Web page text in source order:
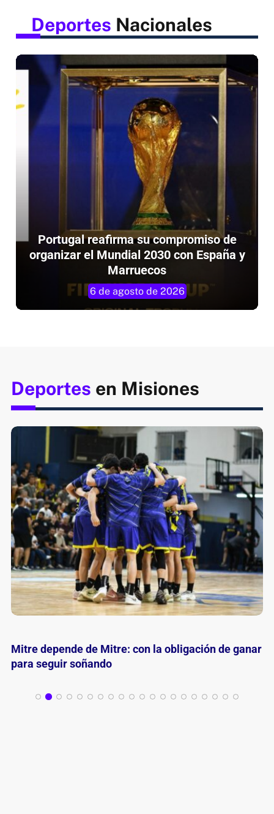
Deportes Nacionales
Portugal reafirma su compromiso de
organizar el Mundial 2030 con España y
Marruecos
6 de agosto de 2026
Deportes en Misiones
River golpeó primero y quedó a un triunfo del
ascenso